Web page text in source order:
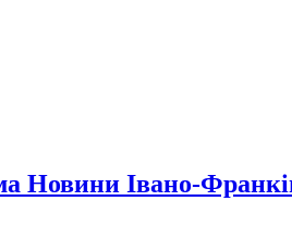
Новини Івано-